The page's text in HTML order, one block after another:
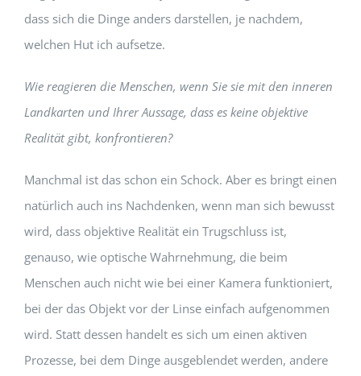
dass sich die Dinge anders darstellen, je nachdem,
welchen Hut ich aufsetze.
Wie reagieren die Menschen, wenn Sie sie mit den inneren
Landkarten und Ihrer Aussage, dass es keine objektive
Realität gibt, konfrontieren?
Manchmal ist das schon ein Schock. Aber es bringt einen
natürlich auch ins Nachdenken, wenn man sich bewusst
wird, dass objektive Realität ein Trugschluss ist,
genauso, wie optische Wahrnehmung, die beim
Menschen auch nicht wie bei einer Kamera funktioniert,
bei der das Objekt vor der Linse einfach aufgenommen
wird. Statt dessen handelt es sich um einen aktiven
Prozesse, bei dem Dinge ausgeblendet werden, andere